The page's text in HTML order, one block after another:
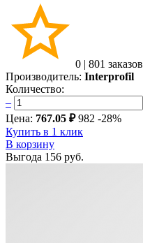
0 | 801 заказов
Производитель: Interprofil
Количество:
–
Цена: 767.05 ₽ 982 -28%
Купить в 1 клик
В корзину
Выгода 156 руб.